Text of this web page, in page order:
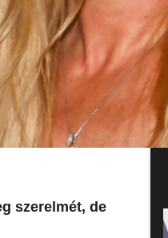
szerelmét, de